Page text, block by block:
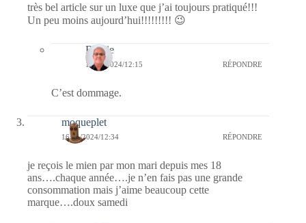
très bel article sur un luxe que j’ai toujours pratiqué!!!
Un peu moins aujourd’hui!!!!!!!!! 😉
Bernie
17/11/2024/12:15 RÉPONDRE
C’est dommage.
moqueplet
16/11/2024/12:34 RÉPONDRE
je reçois le mien par mon mari depuis mes 18
ans….chaque année….je n’en fais pas une grande
consommation mais j’aime beaucoup cette
marque….doux samedi